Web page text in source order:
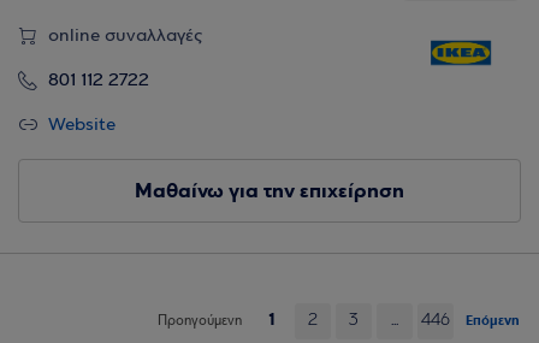
online συναλλαγές
801 112 2722
Website
Μαθαίνω για την επιχείρηση
Προηγούμενη 1 2 3 ... 446 Επόμενη